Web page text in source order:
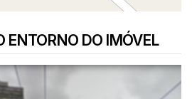
ENTORNO DO IMÓVEL